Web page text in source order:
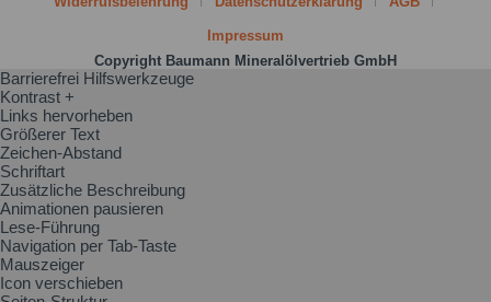
Impressum
Copyright Baumann Mineralölvertrieb GmbH
Barrierefrei Hilfswerkzeuge
Kontrast +
Links hervorheben
Größerer Text
Zeichen-Abstand
Schriftart
Zusätzliche Beschreibung
Animationen pausieren
Lese-Führung
Navigation per Tab-Taste
Mauszeiger
Icon verschieben